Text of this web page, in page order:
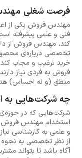
فرصت شغلی
فنی و علمی پیشرفته
کند. مهندس فروش از
تخصصی درباره‌ی
خرید ترغیب و مجاب
فروش به فردی نیاز
منطق (و نه احساس)
چه شرکت‌هایی به
استخدام مهندس فروش
و علمی به کارشناسی
از نظر تخصصی به نحوه
آگاه باشد تا بتواند